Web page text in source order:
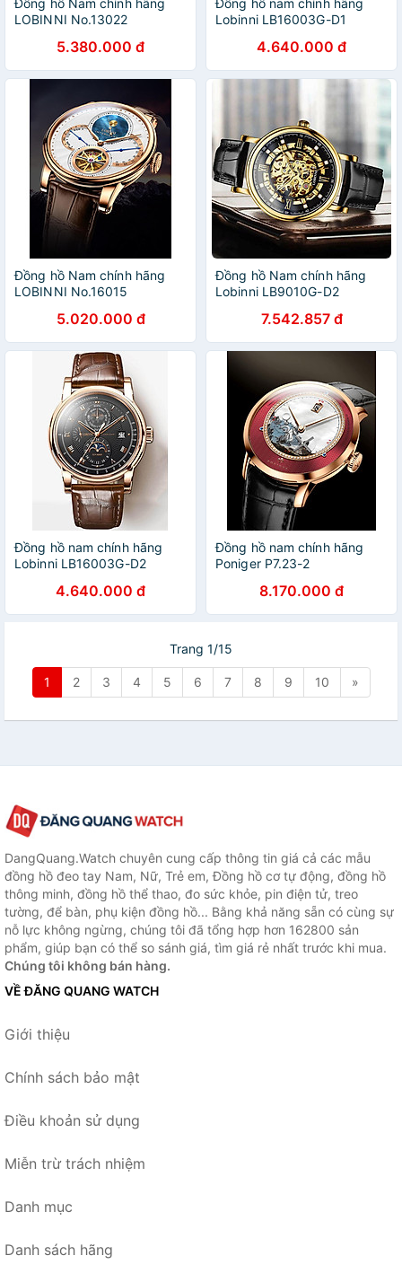
Đồng hồ Nam chính hãng
LOBINNI No.13022
5.380.000 đ
Đồng hồ nam chính hãng
Lobinni LB16003G-D1
4.640.000 đ
Đồng hồ Nam chính hãng
LOBINNI No.16015
5.020.000 đ
Đồng hồ Nam chính hãng
Lobinni LB9010G-D2
7.542.857 đ
Đồng hồ nam chính hãng
Lobinni LB16003G-D2
4.640.000 đ
Đồng hồ nam chính hãng
Poniger P7.23-2
8.170.000 đ
Trang 1/15
1 2 3 4 5 6 7 8 9 10 »
DangQuang.Watch chuyên cung cấp thông tin giá cả các mẫu
đồng hồ đeo tay Nam, Nữ, Trẻ em, Đồng hồ cơ tự động, đồng hồ
thông minh, đồng hồ thể thao, đo sức khỏe, pin điện tử, treo
tường, để bàn, phụ kiện đồng hồ... Bằng khả năng sẵn có cùng sự
nỗ lực không ngừng, chúng tôi đã tổng hợp hơn 162800 sản
phẩm, giúp bạn có thể so sánh giá, tìm giá rẻ nhất trước khi mua.
Chúng tôi không bán hàng.
VỀ ĐĂNG QUANG WATCH
Giới thiệu
Chính sách bảo mật
Điều khoản sử dụng
Miễn trừ trách nhiệm
Danh mục
Danh sách hãng